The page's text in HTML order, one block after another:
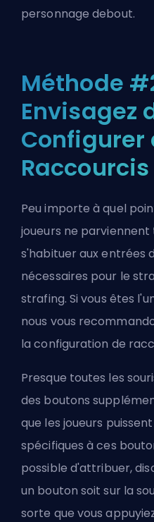
personnage debout.
Méthode
Envisagez
Configurer
Raccourcis
Peu importe à quel
joueurs ne
s'habituer aux entrées
nécessaires pour le
strafing. Si vous êtes
nous vous
la configuration de
Presque toutes les
des boutons
que les joueurs
spécifiques à ces
possible d'attribuer,
un bouton soit sur la
sorte que vous